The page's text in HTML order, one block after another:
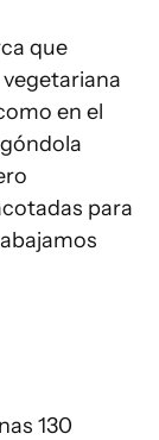
que
en el
para
130